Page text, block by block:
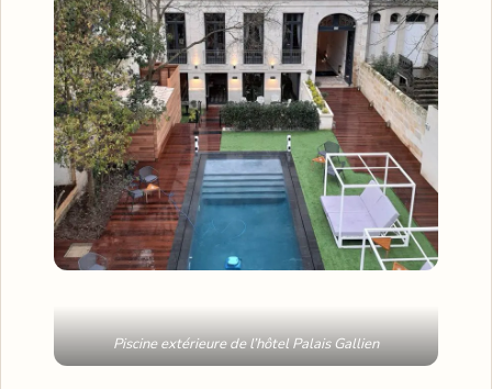
Piscine extérieure de l’hôtel Palais Gallien